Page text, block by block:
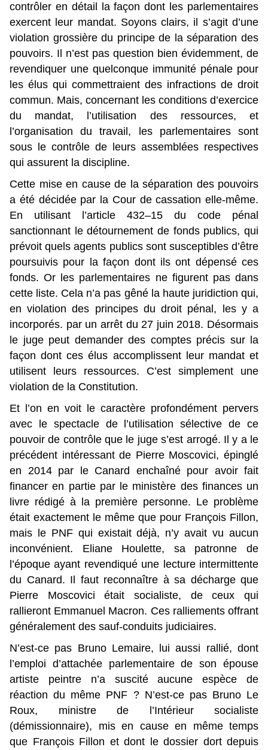
contrôler en détail la façon dont les parlementaires
exercent leur mandat. Soyons clairs, il s’agit d’une
violation grossière du principe de la séparation des
pouvoirs. Il n’est pas question bien évidemment, de
revendiquer une quelconque immunité pénale pour
les élus qui commettraient des infractions de droit
commun. Mais, concernant les conditions d’exercice
du mandat, l’utilisation des ressources, et
l’organisation du travail, les parlementaires sont
sous le contrôle de leurs assemblées respectives
qui assurent la discipline.
Cette mise en cause de la séparation des pouvoirs
a été décidée par la Cour de cassation elle-même.
En utilisant l’article 432–15 du code pénal
sanctionnant le détournement de fonds publics, qui
prévoit quels agents publics sont susceptibles d’être
poursuivis pour la façon dont ils ont dépensé ces
fonds. Or les parlementaires ne figurent pas dans
cette liste. Cela n’a pas gêné la haute juridiction qui,
en violation des principes du droit pénal, les y a
incorporés. par un arrêt du 27 juin 2018. Désormais
le juge peut demander des comptes précis sur la
façon dont ces élus accomplissent leur mandat et
utilisent leurs ressources. C’est simplement une
violation de la Constitution.
Et l’on en voit le caractère profondément pervers
avec le spectacle de l’utilisation sélective de ce
pouvoir de contrôle que le juge s’est arrogé. Il y a le
précédent intéressant de Pierre Moscovici, épinglé
en 2014 par le Canard enchaîné pour avoir fait
financer en partie par le ministère des finances un
livre rédigé à la première personne. Le problème
était exactement le même que pour François Fillon,
mais le PNF qui existait déjà, n’y avait vu aucun
inconvénient. Eliane Houlette, sa patronne de
l’époque ayant revendiqué une lecture intermittente
du Canard. Il faut reconnaître à sa décharge que
Pierre Moscovici était socialiste, de ceux qui
rallieront Emmanuel Macron. Ces ralliements offrant
généralement des sauf-conduits judiciaires.
N’est-ce pas Bruno Lemaire, lui aussi rallié, dont
l’emploi d’attachée parlementaire de son épouse
artiste peintre n’a suscité aucune espèce de
réaction du même PNF ? N’est-ce pas Bruno Le
Roux, ministre de l’Intérieur socialiste
(démissionnaire), mis en cause en même temps
que François Fillon et dont le dossier dort depuis